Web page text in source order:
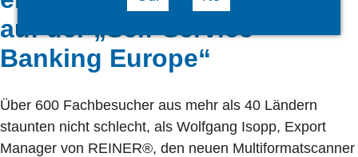
auf der „Self-Service
Banking Europe“
Über 600 Fachbesucher aus mehr als 40 Ländern
staunten nicht schlecht, als Wolfgang Isopp, Export
Manager von REINER®, den neuen Multiformatscanner